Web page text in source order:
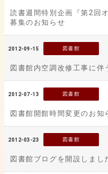
読書週間特別企画『第2回
募集のお知らせ
2012-09-15 図書館
図書館内空調改修工事に伴
2012-07-13 図書館
図書館開館時間変更のお知
2012-03-23 図書館
図書館ブログを開設しまし